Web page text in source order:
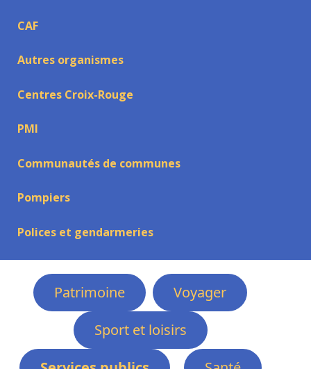
CAF
Autres organismes
Centres Croix-Rouge
PMI
Communautés de communes
Pompiers
Polices et gendarmeries
Patrimoine
Voyager
Sport et loisirs